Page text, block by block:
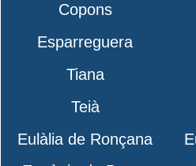
Copons
Esparreguera
Tiana
Teià
Eulàlia de Ronçana